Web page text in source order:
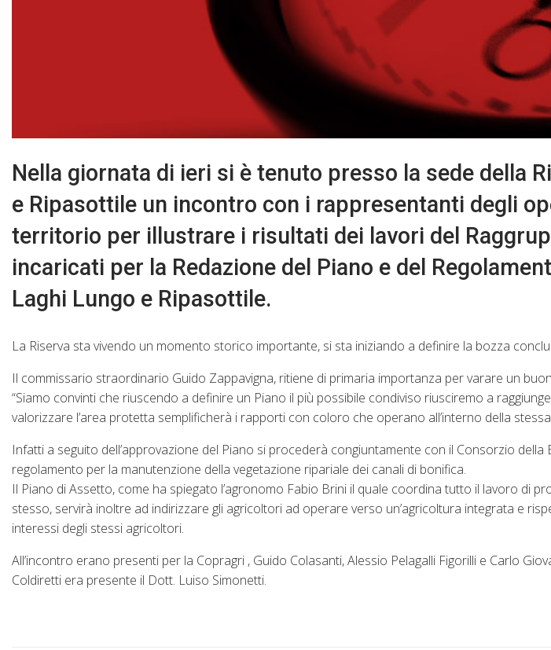
Nella giornata di ieri si è tenuto presso la sede della
e Ripasottile un incontro con i rappresentanti degli
territorio per illustrare i risultati dei lavori del
incaricati per la Redazione del Piano e del
Laghi Lungo e Ripasottile.
La Riserva sta vivendo un momento storico importante, si sta iniziando a definire la bozza
Il commissario straordinario Guido Zappavigna, ritiene di primaria importanza per varare un
“Siamo convinti che riuscendo a definire un Piano il più possibile condiviso riusciremo a
valorizzare l’area protetta semplificherà i rapporti con coloro che operano all’interno della
Infatti a seguito dell’approvazione del Piano si procederà congiuntamente con il Consorzio della
regolamento per la manutenzione della vegetazione ripariale dei canali di bonifica.
Il Piano di Assetto, come ha spiegato l’agronomo Fabio Brini il quale coordina tutto il lavoro di
stesso, servirà inoltre ad indirizzare gli agricoltori ad operare verso un’agricoltura integrata e
interessi degli stessi agricoltori.
All’incontro erano presenti per la Copragri , Guido Colasanti, Alessio Pelagalli Figorilli e Carlo
Coldiretti era presente il Dott. Luiso Simonetti.